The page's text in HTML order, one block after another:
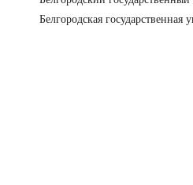
Белгородская государственная